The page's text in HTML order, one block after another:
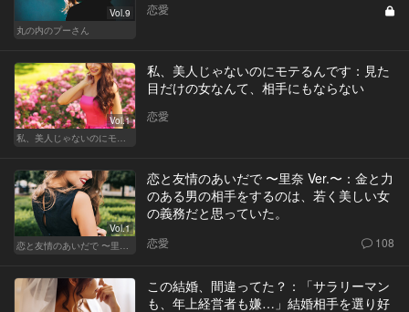
Vol.9
丸の内のプーさん
恋愛
Vol.1
私、美人じゃないのにモテるんです：見た
目だけの女なんて、相手にもならない
恋愛
Vol.1
恋と友情のあいだで 〜里奈 Ver.〜：金と力
のある男の相手をするのは、若く美しい女
の義務だと思っていた。
恋愛 108
この結婚、間違ってた？：「サラリーマン
も、年上経営者も嫌…」結婚相手を選り好